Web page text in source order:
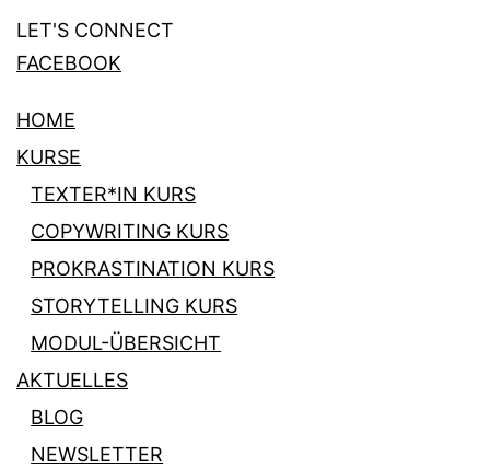
LET'S CONNECT
FACEBOOK
HOME
KURSE
TEXTER*IN KURS
COPYWRITING KURS
PROKRASTINATION KURS
STORYTELLING KURS
MODUL-ÜBERSICHT
AKTUELLES
BLOG
NEWSLETTER